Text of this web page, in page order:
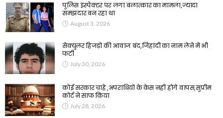
पुलिस इंस्पेक्टर पर लगा बलात्कार का मामला,ज्यादा
समझदार बन रहा था
August 3, 2026
सेक्युलर हिजड़ों की आवाज बंद,जिहादी का नाम लेने में भी
फटी
July 30, 2026
कोई सरकार चाहे ,अपराधियों के केस नहीं होंगे वापस,सुप्रीम
कोर्ट ने साफ किया
July 28, 2026